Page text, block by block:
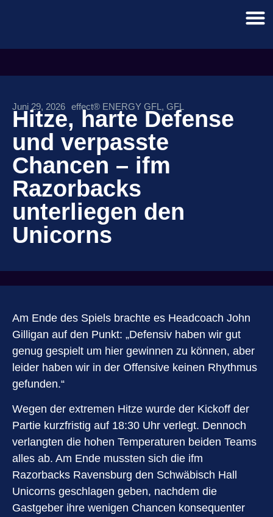
Juni 29, 2026 effect® ENERGY GFL , GFL
Hitze, harte Defense
und verpasste
Chancen – ifm
Razorbacks
unterliegen den
Unicorns
Am Ende des Spiels brachte es Headcoach John
Gilligan auf den Punkt: „Defensiv haben wir gut
genug gespielt um hier gewinnen zu können, aber
leider haben wir in der Offensive keinen Rhythmus
gefunden.“
Wegen der extremen Hitze wurde der Kickoff der
Partie kurzfristig auf 18:30 Uhr verlegt. Dennoch
verlangten die hohen Temperaturen beiden Teams
alles ab. Am Ende mussten sich die ifm
Razorbacks Ravensburg den Schwäbisch Hall
Unicorns geschlagen geben, nachdem die
Gastgeber ihre wenigen Chancen konsequenter